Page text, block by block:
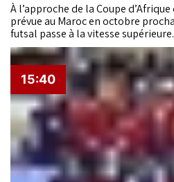
À l’approche de la Coupe
prévue au Maroc en octobre
futsal passe à la vitesse
Hicham Dguig, les Lions de l’Atlas
rentrée particulièrement intense
rencontres amicales face à des
continents. Ce vaste
Mohammed VI de football à Salé
confrontation contre la Bosnie-
au triple champion d’Afrique de
variés afin d’aborder le rendez-
meilleures dispositions.
15:40